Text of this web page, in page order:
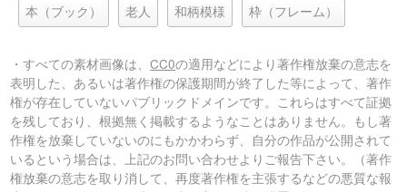
本（ブック） 老人 和柄模様 枠（フレーム）
・すべての素材画像は、CC0の適用などにより著作権放棄の意志を
表明した、あるいは著作権の保護期間が終了した等によって、著作
権が存在していないパブリックドメインです。これらはすべて証拠
を残しており、根拠無く掲載するようなことはありません。もし著
作権を放棄していないのにもかかわらず、自分の作品が公開されて
いるという場合は、上記のお問い合わせよりご報告下さい。（著作
権放棄の意志を取り消して、再度著作権を主張するなどの悪質な報